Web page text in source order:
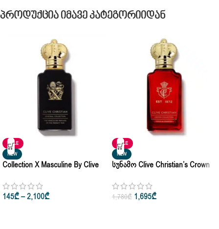
Პროდუქცია Იმავე Კატეგორიიდან
SALE
NEW
Collection X Masculine By Clive
100ml
145₾–2,100₾
SALE
NEW
Სუნამო Clive Christian’s Crown
10ml • 100ml
1,780₾ 1,695₾